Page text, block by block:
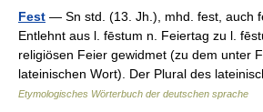
Fest — Sn std. (13. Jh.), mhd. fest, auch
Entlehnt aus l. fēstum n. Feiertag zu l.
religiösen Feier gewidmet (zu dem unter
lateinischen Wort). Der Plural des
Etymologisches Wörterbuch der deutschen sprache